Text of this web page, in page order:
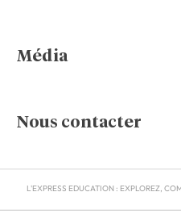
Média
Nous contacter
L'EXPRESS EDUCATION : EXPLOREZ,